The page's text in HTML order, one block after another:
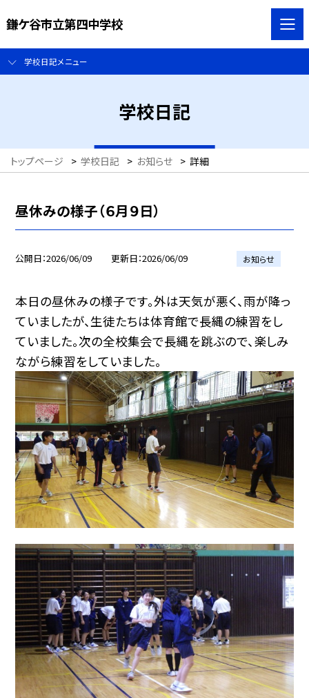
鎌ケ谷市立第四中学校
学校日記メニュー
学校日記
トップページ > 学校日記 > お知らせ > 詳細
昼休みの様子（６月９日）
公開日 2026/06/09 更新日 2026/06/09 お知らせ
本日の昼休みの様子です。外は天気が悪く、雨が降っ
ていましたが、生徒たちは体育館で長縄の練習をし
ていました。次の全校集会で長縄を跳ぶので、楽しみ
ながら練習をしていました。